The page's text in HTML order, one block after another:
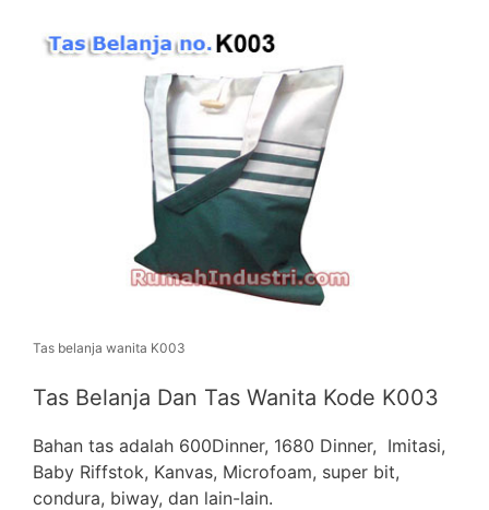
Tas belanja wanita K003
Tas Belanja Dan Tas Wanita Kode K003
Bahan tas adalah 600Dinner, 1680 Dinner, Imitasi,
Baby Riffstok, Kanvas, Microfoam, super bit,
condura, biway, dan lain-lain.